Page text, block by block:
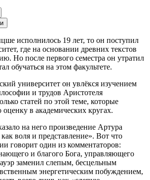
исполнилось 19 лет, то он поступил
где на основании древних текстов
Но после первого семестра он утратил
обучаться на этом факультете.
университет он увлёкся изучением
и трудов Аристотеля
статей по этой теме, которые
в академических кругах.
на него произведение Артура
воля и представление». Вот что
говорит один из комментаторов:
и благого Бога, управляющего
заменил слепым, бесцельным
энергетическим побуждением,